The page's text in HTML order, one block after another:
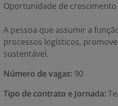
Oportunidade de
A pessoa que assumir a
processos logísticos,
sustentável.
Número de vagas: 90
Tipo de contrato e Jornada: